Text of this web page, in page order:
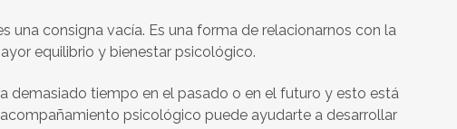
una consigna vacía. Es una forma de relacionarnos con la
equilibrio y bienestar psicológico.
demasiado tiempo en el pasado o en el futuro y esto está
psicológico puede ayudarte a desarrollar